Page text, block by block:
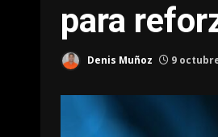
para
Denis Muñoz 9